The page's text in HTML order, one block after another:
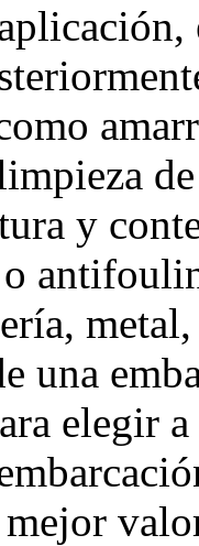
y
una
elegir